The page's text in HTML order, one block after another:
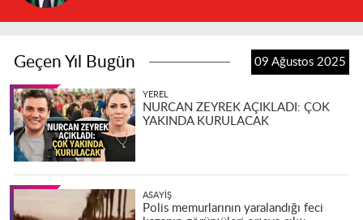
Geçen Yıl Bugün 09 Ağustos 2025
YEREL
NURCAN ZEYREK AÇIKLADI: ÇOK
YAKINDA KURULACAK
ASAYIŞ
Polis memurlarının yaralandığı feci